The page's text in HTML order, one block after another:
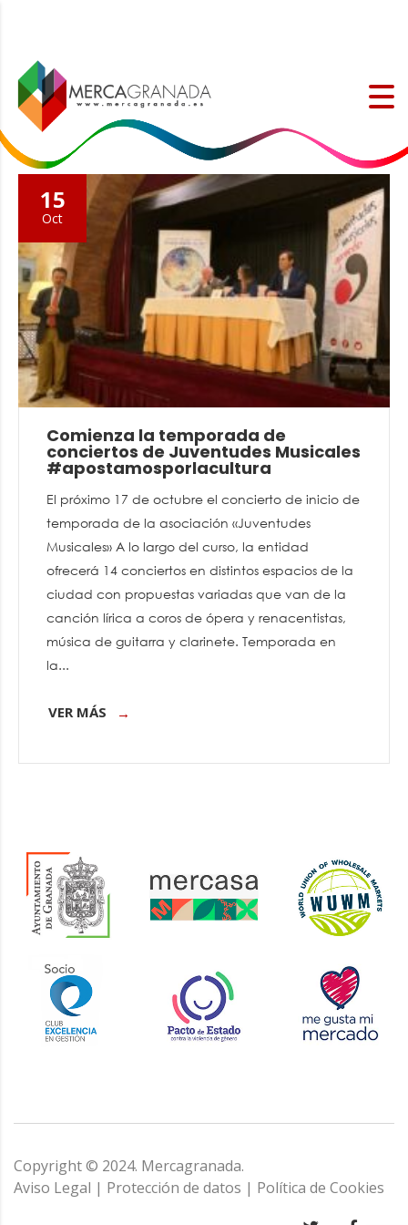
15
Oct
Comienza la temporada de
conciertos de Juventudes Musicales
#apostamosporlacultura
El próximo 17 de octubre el concierto de inicio de
temporada de la asociación «Juventudes
Musicales» A lo largo del curso, la entidad
ofrecerá 14 conciertos en distintos espacios de la
ciudad con propuestas variadas que van de la
canción lírica a coros de ópera y renacentistas,
música de guitarra y clarinete. Temporada en
la...
VER MÁS
Copyright © 2024. Mercagranada.
Aviso Legal | Protección de datos | Política de Cookies